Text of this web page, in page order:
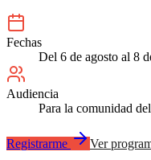
Fechas
Del 6 de agosto al 8
Audiencia
Para la comunidad
Registrarme Ver